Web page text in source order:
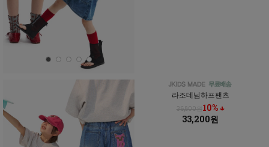
라조데님하프팬츠
36,800원10% ↓
33,200원